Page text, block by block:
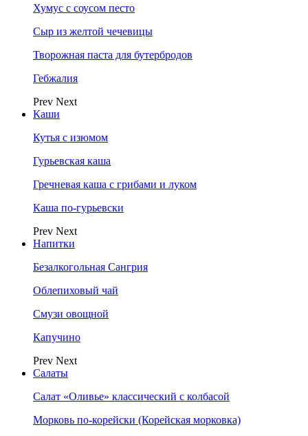
Хумус с соусом песто
Сыр из желтой чечевицы
Творожная паста для бутербродов
Гебжалия
Prev Next
Каши
Кутья с изюмом
Гурьевская каша
Гречневая каша с грибами и луком
Каша по-гурьевски
Prev Next
Напитки
Безалкогольная Сангрия
Облепиховый чай
Смузи овощной
Капучино
Prev Next
Салаты
Салат «Оливье» классический с колбасой
Морковь по-корейски (Корейская морковка)